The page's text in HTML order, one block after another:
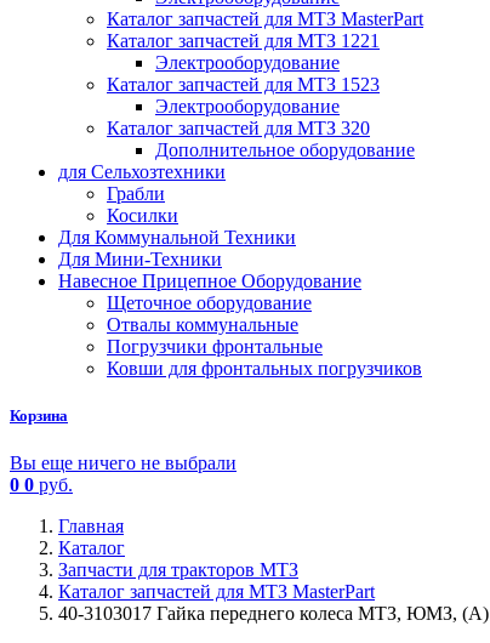
Каталог запчастей для МТЗ MasterPart
Каталог запчастей для МТЗ 1221
Электрооборудование
Каталог запчастей для МТЗ 1523
Электрооборудование
Каталог запчастей для МТЗ 320
Дополнительное оборудование
для Сельхозтехники
Грабли
Косилки
Для Коммунальной Техники
Для Мини-Техники
Навесное Прицепное Оборудование
Щеточное оборудование
Отвалы коммунальные
Погрузчики фронтальные
Ковши для фронтальных погрузчиков
Корзина
Вы еще ничего не выбрали
0 0 руб.
Главная
Каталог
Запчасти для тракторов МТЗ
Каталог запчастей для МТЗ MasterPart
40-3103017 Гайка переднего колеса МТЗ, ЮМЗ, (А)